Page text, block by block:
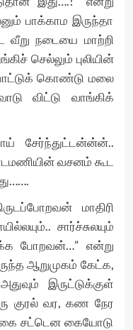
பாக்காம இருந்தா
நடையை மாற்றி
செல்லும் புலியின்
கொண்டு மலை
விட்டு வாங்கிக்
சேர்ந்துட்டன்ன்ன்..
வசனம் கூட
மாதிரி
சார்ச்சுலயும்
போறவன்…” என்று
ஆறுமுகம் கேட்க,
இருட்டுக்குள்
குரல் வர, கண நேர
சட்டென கையோடு